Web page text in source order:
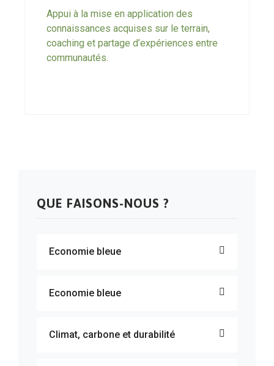
Appui à la mise en application des
connaissances acquises sur le terrain,
coaching et partage d’expériences entre
communautés.
QUE FAISONS-NOUS ?
Economie bleue
Economie bleue
Climat, carbone et durabilité